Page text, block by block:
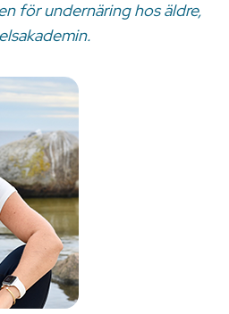
för undernäring hos äldre,